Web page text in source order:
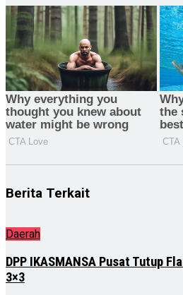
Berita Terkait
Daerah
DPP IKASMANSA Pusat Tutup
3×3